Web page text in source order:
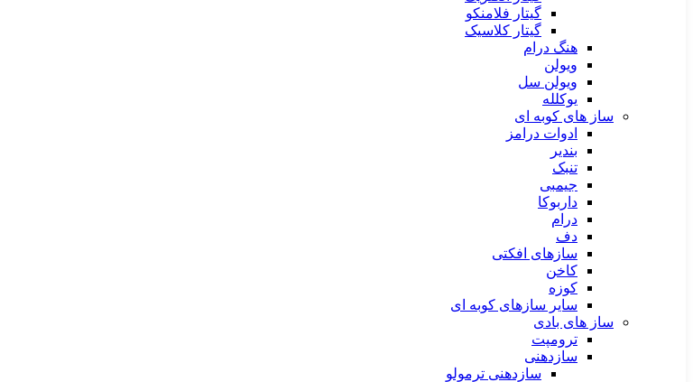
گیتار فلامنکو
گیتار کلاسیک
هنگ درام
ویولن
ویولن سل
یوکلله
ساز های کوبه ای
ادوات درامز
بندیر
تنبک
جیمبی
داربوکا
درام
دف
سازهای افکتی
کاخن
کوزه
سایر سازهای کوبه ای
ساز های بادی
ترومپت
سازدهنی
سازدهنی ترمولو